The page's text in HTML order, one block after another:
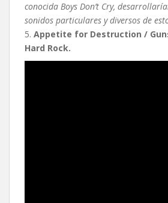
conocida Boys Don’t Cry,
sonidos particulares y diversos de
5. Appetite for Destruction /
Hard Rock.